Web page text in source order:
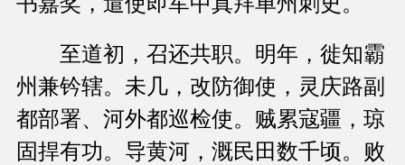
至道初，召还共职。明年，徙知霸
州兼钤辖。未几，改防御使，灵庆路副
都部署、河外都巡检使。贼累寇疆，琼
固捍有功。导黄河，溉民田数千顷。败